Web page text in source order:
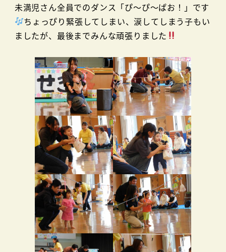
未満児さん全員でのダンス「ぴ～ぴ～ぱお！」です
ちょっぴり緊張してしまい、涙してしまう子もい
ましたが、最後までみんな頑張りました